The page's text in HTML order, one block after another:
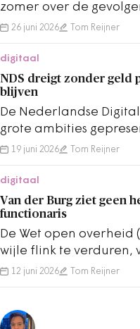
zomer over de
voor extra financiële
26 juni 2026 Tom Reijner
digitaal
NDS dreigt zonder geld
blijven
De Nederlandse
grote ambities
ontbreekt nog altijd.
19 juni 2026 Tom Reijner
digitaal
Van der Burg ziet geen
functionaris
De Wet open overheid
wijle flink te verduren,
rechterzijde.
12 juni 2026 Tom Reijner